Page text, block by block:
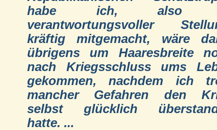
habe ich, also
verantwortungsvoller
kräftig mitgemacht, wäre
übrigens um Haaresbreite
nach Kriegsschluss ums
gekommen, nachdem ich
mancher Gefahren den
selbst glücklich
hatte. ...